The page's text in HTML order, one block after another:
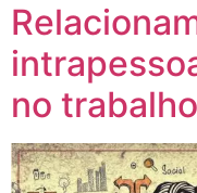
no trabalho